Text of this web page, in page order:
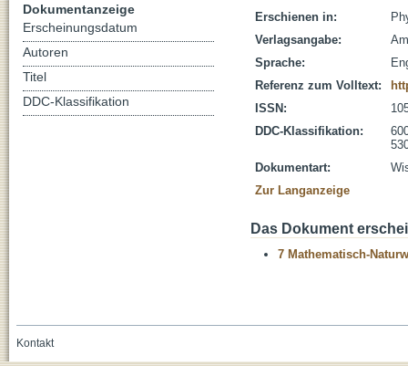
Erschienen in:
Verlagsangabe:
Sprache:
Referenz zum Volltext:
ISSN:
DDC-Klassifikation:
Dokumentart:
Zur Langanzeige
Das Dokument
7 Mathematisch-
Dokumentanzeige
Erscheinungsdatum
Autoren
Titel
DDC-Klassifikation
Kontakt